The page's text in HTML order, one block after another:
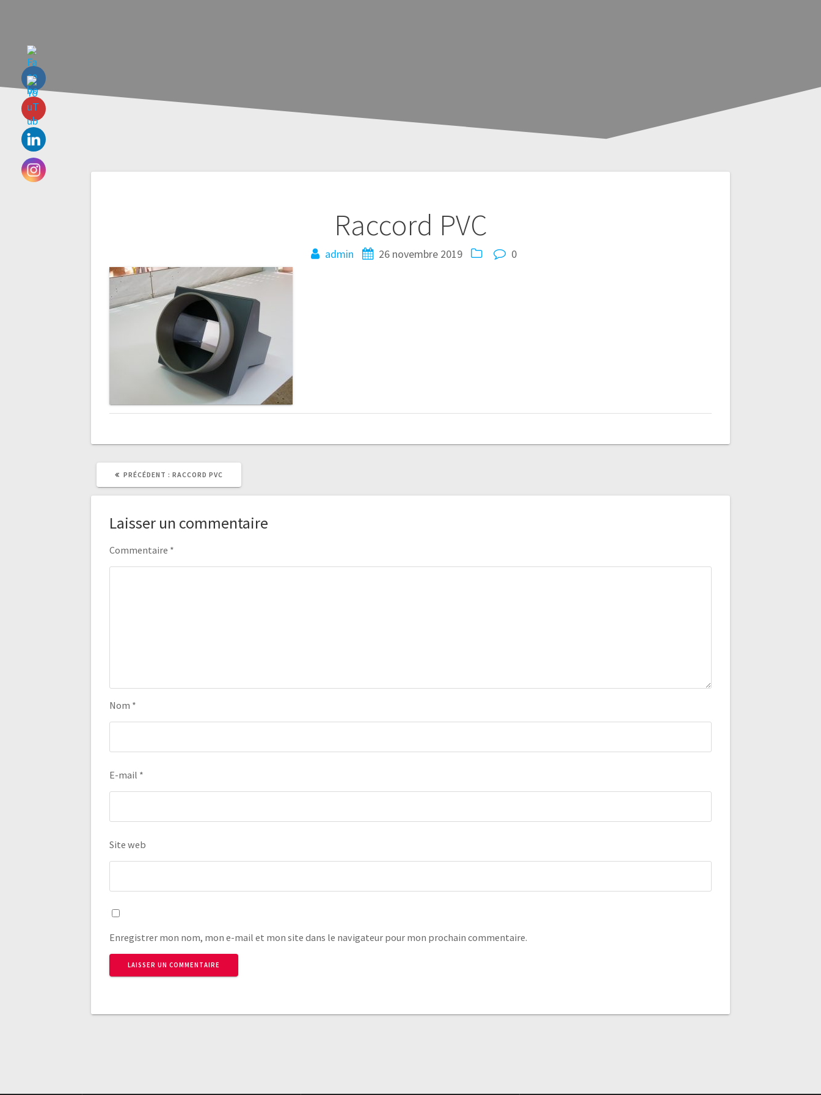
Raccord PVC
admin 26 novembre 2019 0
l’article
PRÉCÉDENT : ARTICLE
RACCORD PVC
Laisser un commentaire
Commentaire *
Nom *
E-mail *
Site web
Enregistrer mon nom, mon e-mail et mon site dans le navigateur pour mon prochain commentaire.